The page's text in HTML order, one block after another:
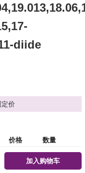
diide
价
价格 数量
加入购物车